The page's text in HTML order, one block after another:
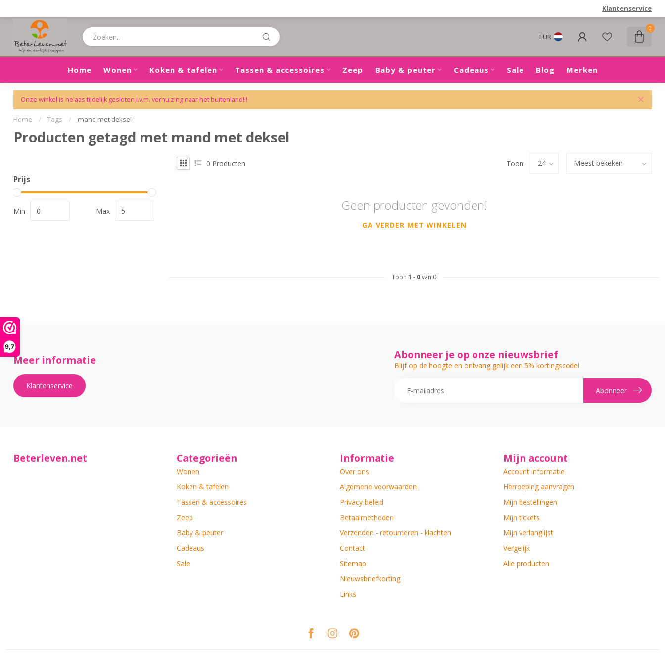
9,7
Klantenservice
EUR
0
Home Wonen Koken & tafelen Tassen & accessoires Zeep Baby & peuter Cadeaus Sale Blog Merken
Onze winkel is helaas tijdelijk gesloten i.v.m. verhuizing naar het buitenland!!!
Home / Tags / mand met deksel
Producten getagd met mand met deksel
Prijs
Min Max
0 Producten Toon:
Geen producten gevonden!
GA VERDER MET WINKELEN
Toon 1 - 0van 0
Meer informatie
Klantenservice
Abonneer je op onze nieuwsbrief
Blijf op de hoogte en ontvang gelijk een 5% kortingscode!
Abonneer
Beterleven.net Categorieën
Wonen
Koken & tafelen
Tassen & accessoires
Zeep
Baby & peuter
Cadeaus
Sale
Informatie
Over ons
Algemene voorwaarden
Privacy beleid
Betaalmethoden
Verzenden - retourneren - klachten
Contact
Sitemap
Nieuwsbriefkorting
Links
Mijn account
Account informatie
Herroeping aanvragen
Mijn bestellingen
Mijn tickets
Mijn verlanglijst
Vergelijk
Alle producten